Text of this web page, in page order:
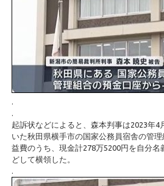
.
.
起訴状などによると、森本判事は2023年4
いた秋田県横手市の国家公務員宿舎の管
益費のうち、現金計278万5200円を自分名
どして横領した。
.